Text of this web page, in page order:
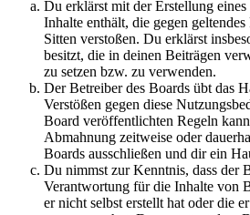
Du erklärst mit der Erstellung eines
Inhalte enthält, die gegen
Sitten verstoßen. Du erklärst
besitzt, die in deinen Beiträgen
zu setzen bzw. zu verwenden.
Der Betreiber des Boards übt das
Verstößen gegen diese
Board veröffentlichten Regeln
Abmahnung zeitweise oder
Boards ausschließen und dir ein
Du nimmst zur Kenntnis, dass der
Verantwortung für die Inhalte von
er nicht selbst erstellt hat oder die